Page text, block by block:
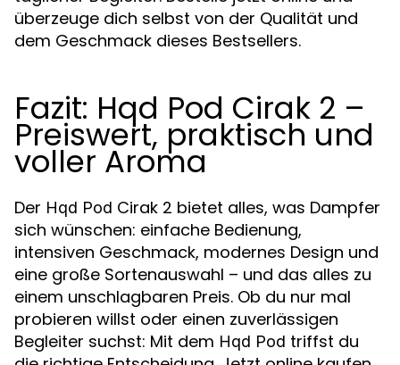
überzeuge dich selbst von der Qualität und
dem Geschmack dieses Bestsellers.
Fazit: Hqd Pod Cirak 2 –
Preiswert, praktisch und
voller Aroma
Der Hqd Pod Cirak 2 bietet alles, was Dampfer
sich wünschen: einfache Bedienung,
intensiven Geschmack, modernes Design und
eine große Sortenauswahl – und das alles zu
einem unschlagbaren Preis. Ob du nur mal
probieren willst oder einen zuverlässigen
Begleiter suchst: Mit dem Hqd Pod triffst du